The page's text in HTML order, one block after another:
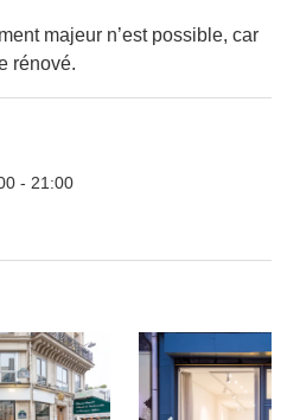
majeur n’est possible, car
rénové.
- 21:00